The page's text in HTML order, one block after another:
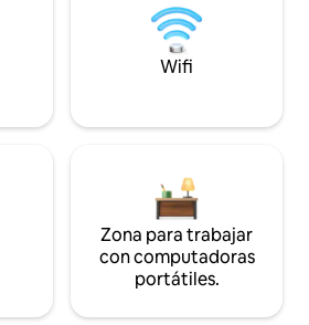
Wifi
Zona para trabajar
con computadoras
portátiles.